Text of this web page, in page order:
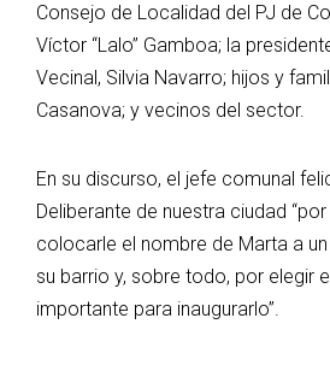
Consejo de Localidad del PJ de
Víctor “Lalo” Gamboa; la
Vecinal, Silvia Navarro; hijos y
Casanova; y vecinos del sector.
En su discurso, el jefe comunal
Deliberante de nuestra ciudad
colocarle el nombre de Marta a
su barrio y, sobre todo, por elegir
importante para inaugurarlo”.